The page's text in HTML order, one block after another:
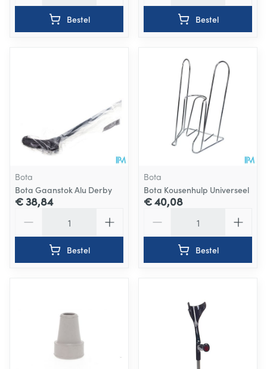
Bestel Bestel
Bota
Bota Gaanstok Alu Derby
€ 38,84
Bestel
Bota
Bota Kousenhulp Universeel
€ 40,08
Bestel